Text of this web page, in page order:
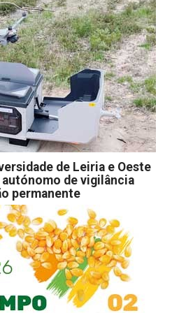
de Leiria e Oeste
de vigilância
permanente